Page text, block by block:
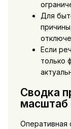
Для
Если
только
Сводка
масштаб
Оперативная